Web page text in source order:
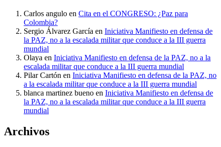
Carlos angulo en Cita en el CONGRESO: ¿Paz para
Colombia?
Sergio Álvarez García en Iniciativa Manifiesto en defensa de
la PAZ, no a la escalada militar que conduce a la III guerra
mundial
Olaya en Iniciativa Manifiesto en defensa de la PAZ, no a la
escalada militar que conduce a la III guerra mundial
Pilar Cartón en Iniciativa Manifiesto en defensa de la PAZ, no
a la escalada militar que conduce a la III guerra mundial
blanca martinez bueno en Iniciativa Manifiesto en defensa de
la PAZ, no a la escalada militar que conduce a la III guerra
mundial
Archivos